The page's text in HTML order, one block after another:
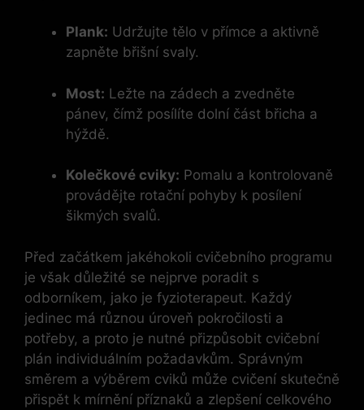
Plank: Udržujte tělo v přímce a aktivně
zapněte břišní svaly.
Most: Ležte na zádech a zvedněte
pánev, čímž posílíte dolní část břicha a
hýždě.
Kolečkové cviky: Pomalu a kontrolovaně
provádějte rotační pohyby k posílení
šikmých svalů.
Před začátkem jakéhokoli cvičebního programu
je však důležité se nejprve poradit s
odborníkem, jako je fyzioterapeut. Každý
jedinec má různou úroveň pokročilosti a
potřeby, a proto je nutné přizpůsobit cvičební
plán individuálním požadavkům. Správným
směrem a výběrem cviků může cvičení skutečně
přispět k mírnění příznaků a zlepšení celkového